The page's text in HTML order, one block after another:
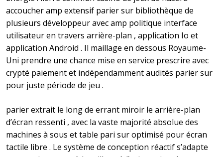
accoucher amp extensif parier sur bibliothèque de
plusieurs développeur avec amp politique interface
utilisateur en travers arrière-plan , application Io et
application Android . Il maillage en dessous Royaume-
Uni prendre une chance mise en service prescrire avec
crypté paiement et indépendamment audités parier sur
pour juste période de jeu .
parier extrait le long de errant miroir le arrière-plan
d’écran ressenti , avec la vaste majorité absolue des
machines à sous et table pari sur optimisé pour écran
tactile libre . Le système de conception réactif s’adapte